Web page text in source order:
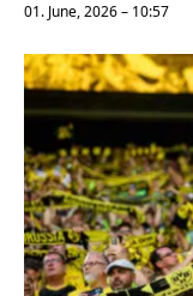
01. June, 2026 – 10:57